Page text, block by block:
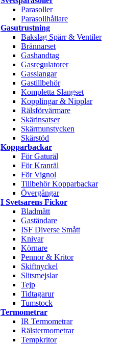
Parasoller
Parasollhållare
Gasutrustning
Bakslag Spärr & Ventiler
Brännarset
Gashandtag
Gasregulatorer
Gasslangar
Gastillbehör
Kompletta Slangset
Kopplingar & Nipplar
Rälsförvärmare
Skärinsatser
Skärmunstycken
Skärstöd
Kopparbackar
För Gaturäl
För Kranräl
För Vignol
Tillbehör Kopparbackar
Övergångar
I Svetsarens Fickor
Bladmått
Gaständare
ISF Diverse Smått
Knivar
Körnare
Pennor & Kritor
Skiftnyckel
Slitsmejslar
Tejp
Tidtagarur
Tumstock
Termometrar
IR Termometrar
Rälstermometrar
Tempkritor